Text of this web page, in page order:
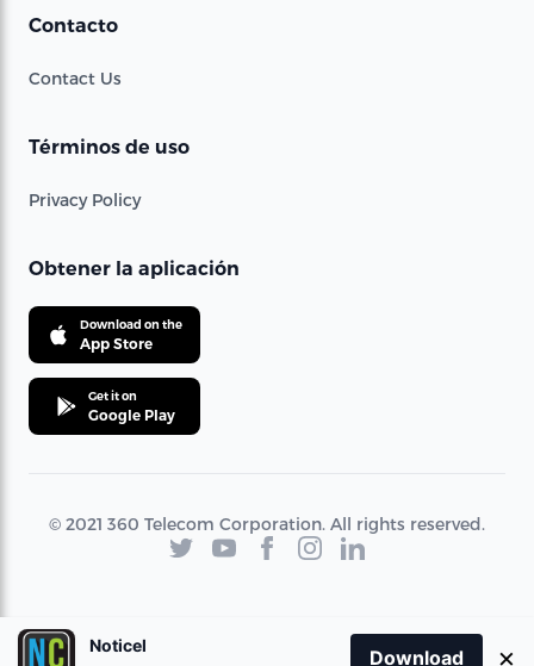
Contacto
Contact Us
Términos de uso
Privacy Policy
Obtener la aplicación
Download on the
App Store
Get it on
Google Play
© 2021 360 Telecom Corporation. All rights reserved.
Noticel
Download ×